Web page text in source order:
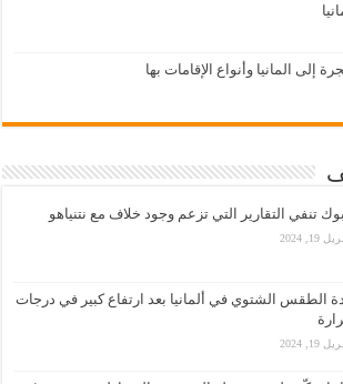
المانيا وأنواع الإقامات بها
تنفي التقارير التي تزعم وجود خلاف مع نتنياهو
أبريل 19, 2024
الطقس الشتوي في ألمانيا بعد ارتفاع كبير في درجات
أبريل 19, 2024